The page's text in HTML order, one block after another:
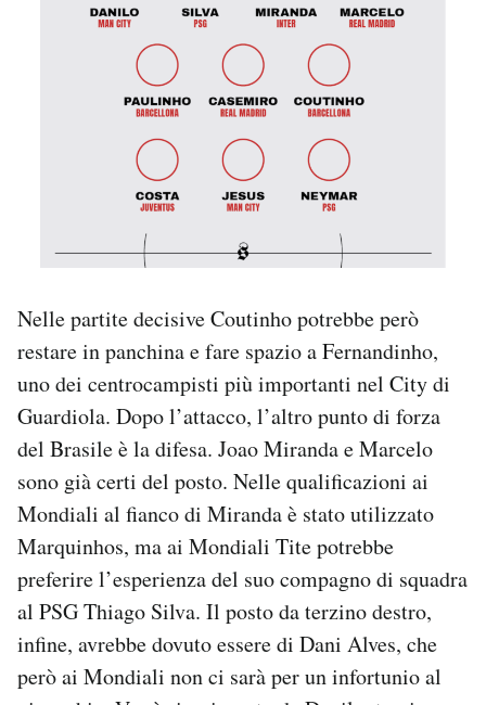
Nelle partite decisive Coutinho potrebbe però
restare in panchina e fare spazio a Fernandinho,
uno dei centrocampisti più importanti nel City di
Guardiola. Dopo l’attacco, l’altro punto di forza
del Brasile è la difesa. Joao Miranda e Marcelo
sono già certi del posto. Nelle qualificazioni ai
Mondiali al fianco di Miranda è stato utilizzato
Marquinhos, ma ai Mondiali Tite potrebbe
preferire l’esperienza del suo compagno di squadra
al PSG Thiago Silva. Il posto da terzino destro,
infine, avrebbe dovuto essere di Dani Alves, che
però ai Mondiali non ci sarà per un infortunio al